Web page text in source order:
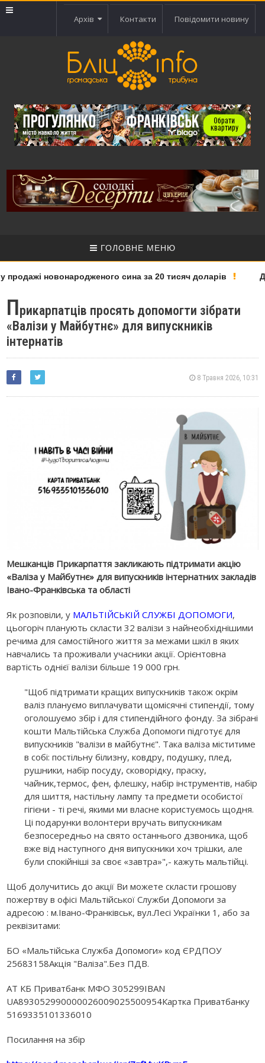
Архів Контакти Повідомити новину
ГОЛОВНЕ МЕНЮ
новонародженого сина за 20 тисяч доларів
Прикарпатців просять допомогти зібрати
«Валізи у Майбутнє» для випускників
інтернатів
8 Травня 2026, 10:31
Мешканців Прикарпаття закликають підтримати акцію
«Валіза у Майбутнє» для випускників інтернатних закладів
Івано-Франківська та області
Як розповіли, у МАЛЬТІЙСЬКІЙ СЛУЖБІ ДОПОМОГИ,
цьогоріч планують скласти 32 валізи з найнеобхіднішими
речима для самостійного життя за межами шкіл в яких
навчались та проживали учасники акції. Орієнтовна
вартість однієї валізи більше 19 000 грн.
"Щоб підтримати кращих випускників також окрім
валіз плануємо виплачувати щомісячні стипендії, тому
оголошуємо збір і для стипендійного фонду. За зібрані
кошти Мальтійська Служба Допомоги підготує для
випускників "валізи в майбутнє". Така валіза міститиме
в собі: постільну білизну, ковдру, подушку, плед,
рушники, набір посуду, сковорідку, праску,
чайник,термос, фен, флешку, набір інструментів, набір
для шиття, настільну лампу та предмети особистої
гігієни - ті речі, якими ми власне користуємось щодня.
Ці подарунки волонтери вручать випускникам
безпосередньо на свято останнього дзвоника, щоб
вже від наступного дня випускники хоч трішки, але
були спокійніші за своє «завтра»",- кажуть мальтійці.
Щоб долучитись до акції Ви можете скласти грошову
пожертву в офісі Мальтійської Служби Допомоги за
адресою : м.Івано-Франківськ, вул.Лесі Українки 1, або за
реквізитами:
БО «Мальтійська Служба Допомоги» код ЄРДПОУ
25683158Акція "Валіза".Без ПДВ.
АТ КБ Приватбанк МФО 305299IBAN
UA893052990000026009025500954Картка Приватбанку
5169335101336010
Посилання на збір